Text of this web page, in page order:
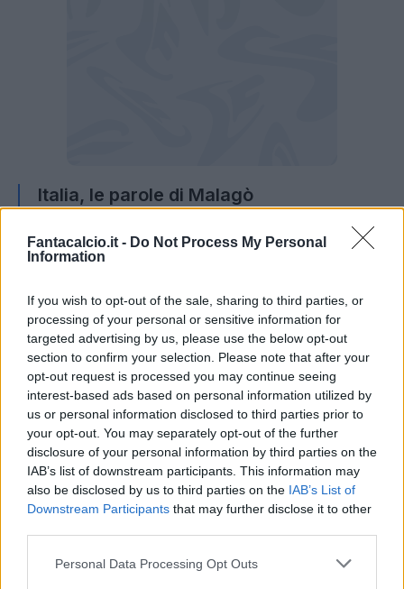
Fantacalcio.it - Do Not Process My Personal
Information
If you wish to opt-out of the sale, sharing to third parties, or
processing of your personal or sensitive information for
targeted advertising by us, please use the below opt-out
section to confirm your selection. Please note that after your
opt-out request is processed you may continue seeing
interest-based ads based on personal information utilized by
us or personal information disclosed to third parties prior to
your opt-out. You may separately opt-out of the further
disclosure of your personal information by third parties on the
IAB’s list of downstream participants. This information may
also be disclosed by us to third parties on the IAB’s List of
Downstream Participants that may further disclose it to other
Personal Data Processing Opt Outs
Italia, le parole di Malagò
"Questa è la settimana del dt, non cambio
opinione. Siamo a giovedì e spero nel
lavorando molto, ci può anche essere un
sorpresa. Magari si va più facilmente su altre
situazioni. Una volta superato questo primo
argomento del dt, paradossalmente si
potrebbe procedere più facilmente sul resto".